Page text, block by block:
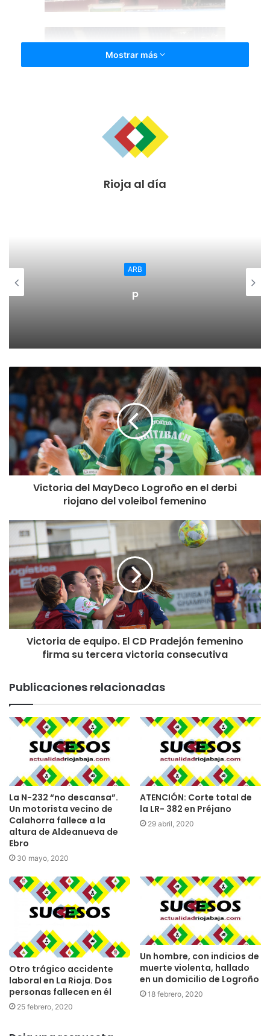
El Palacio de los Deportes está acogiendo el torneo del
ello y que ha seguido y sigue desarrollándose con
Mostrar más
Rioja al día
ARB
p
Victoria del MayDeco Logroño en el derbi
riojano del voleibol femenino
Victoria de equipo. El CD Pradejón femenino
firma su tercera victoria consecutiva
Publicaciones relacionadas
La N-232 “no descansa”.
Un motorista vecino de
Calahorra fallece a la
altura de Aldeanueva de
Ebro
30 mayo, 2020
ATENCIÓN: Corte total de
la LR- 382 en Préjano
29 abril, 2020
Otro trágico accidente
laboral en La Rioja. Dos
personas fallecen en él
25 febrero, 2020
Un hombre, con indicios de
muerte violenta, hallado
en un domicilio de Logroño
18 febrero, 2020